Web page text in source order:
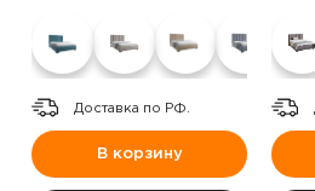
Доставка по РФ.
В корзину